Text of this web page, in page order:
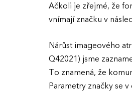
Ačkoli je zřejmé, že
vnímají značku v
Nárůst imageového
Q42021) jsme
To znamená, že
Parametry značky se